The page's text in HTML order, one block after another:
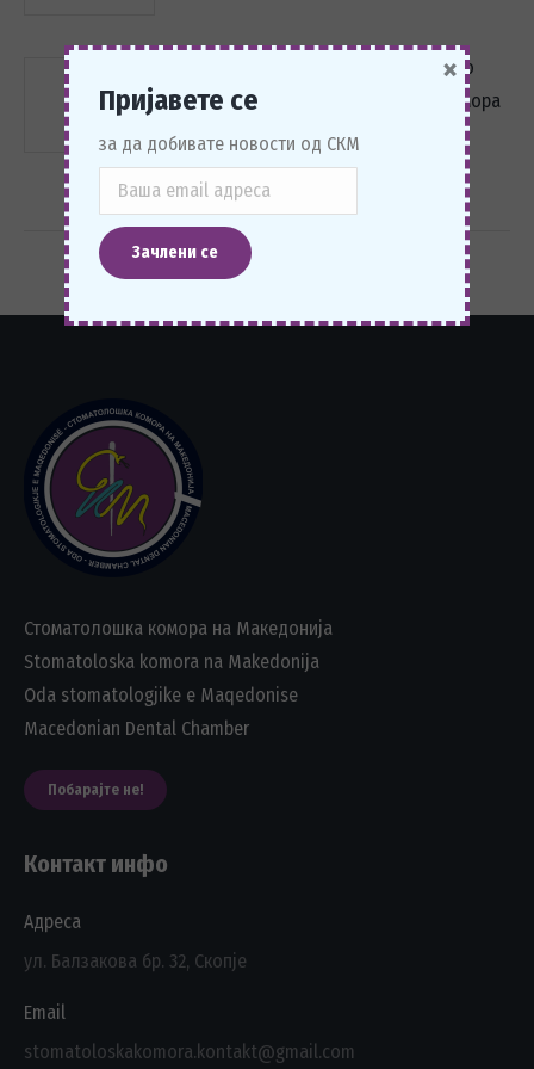
Статија за К4 Конгресот објавена во
списанието на Стоматолошката комора
на Хрватска
14/07/2026
Стоматолошка комора на Македонија
Stomatoloska komora na Makedonija
Oda stomatologjike e Maqedonise
Macedonian Dental Chamber
Побарајте не!
Контакт инфо
Адреса
ул. Балзакова бр. 32, Скопје
Email
stomatoloskakomora.kontakt@gmail.com
Пријавете се
за да добивате новости од СКМ
×